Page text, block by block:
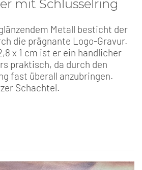
mit Schlüsselring
Metall besticht der
die prägnante Logo-Gravur.
x 1 cm ist er ein handlicher
praktisch, da durch den
fast überall anzubringen.
Schachtel.